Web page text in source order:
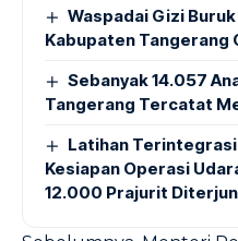
Waspadai Gizi
Kabupaten Tangerang
Sebanyak 14.057
Tangerang Tercatat
Latihan Terintegrasi
Kesiapan Operasi
12.000 Prajurit